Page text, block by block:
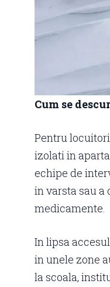
Cum se
Pentru
izolati in
echipe de
in varsta sau a
medicamente.
In lipsa
in unele zone
la scoala,